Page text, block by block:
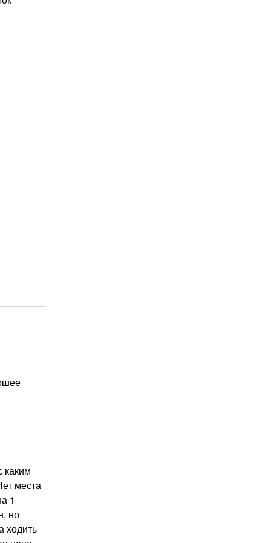
каким
места
1
но
ходить